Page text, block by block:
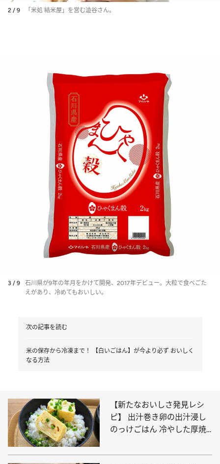
2 / 9 「米処 結米屋」を営む澁谷さん。
3 / 9
石川県が9年の年月をかけて開発、2017年デビュー。大粒で食べごた
えがあり、冷めてもおいしい。
次の記事を読む
米の保存から冷凍まで！ 【白いごはん】が今より必ず おいしく
なる方法
【新たなおいしさ発見レシ
ピ】 出汁巻き卵の出汁浸し
のっけごはん 冷やした厚焼